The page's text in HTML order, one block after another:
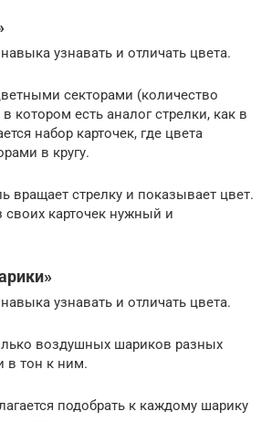
узнавать и отличать цвета.
секторами (количество
котором есть аналог стрелки, как в
набор карточек, где цвета
в кругу.
вращает стрелку и показывает цвет.
карточек нужный и
узнавать и отличать цвета.
воздушных шариков разных
в тон к ним.
подобрать к каждому шарику